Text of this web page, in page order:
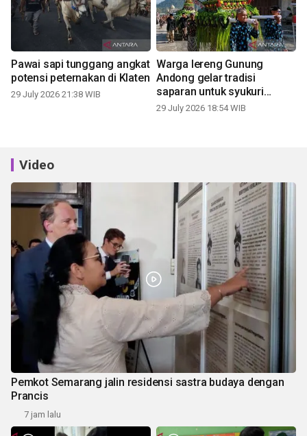
Pawai sapi tunggang angkat
potensi peternakan di Klaten
29 July 2026 21:38 WIB
Warga lereng Gunung
Andong gelar tradisi
saparan untuk syukuri
panen
29 July 2026 18:54 WIB
Video
Pemkot Semarang jalin residensi sastra budaya dengan
Prancis
7 jam lalu